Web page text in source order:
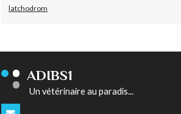
latchodrom
ADIBS1
Un vétérinaire au paradis...